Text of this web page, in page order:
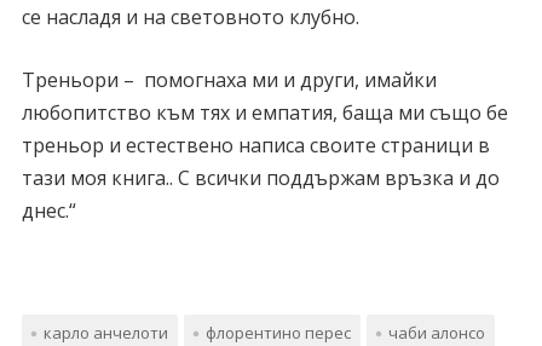
се насладя и на световното клубно.
Треньори – помогнаха ми и други, имайки
любопитство към тях и емпатия, баща ми също бе
треньор и естествено написа своите страници в
тази моя книга.. С всички поддържам връзка и до
днес.“
карло анчелоти флорентино перес чаби алонсо